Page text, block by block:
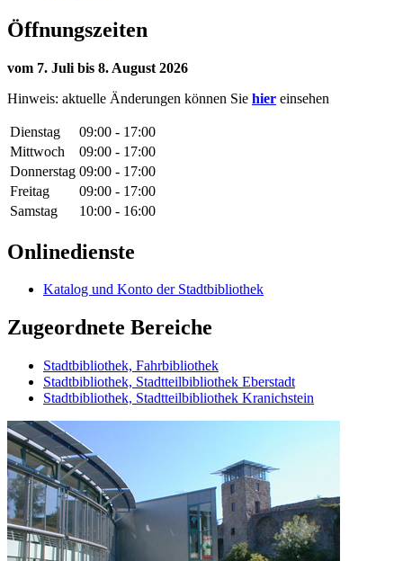
Öffnungszeiten
vom 7. Juli bis 8. August 2026
Hinweis: aktuelle Änderungen können Sie hier einsehen
Dienstag
09:00 - 17:00
Mittwoch
09:00 - 17:00
Donnerstag 09:00 - 17:00
Freitag
09:00 - 17:00
Samstag
10:00 - 16:00
Onlinedienste
Katalog und Konto der Stadtbibliothek
Zugeordnete Bereiche
Stadtbibliothek, Fahrbibliothek
Stadtbibliothek, Stadtteilbibliothek Eberstadt
Stadtbibliothek, Stadtteilbibliothek Kranichstein